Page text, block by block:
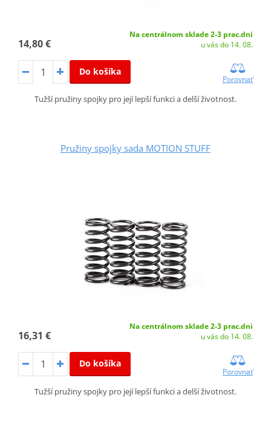
14,80 €
Na centrálnom sklade 2-3 prac.dni
u vás do 14. 08.
Do košíka
Porovnať
Tužší pružiny spojky pro její lepší funkci a delší životnost.
Pružiny spojky sada MOTION STUFF
16,31 €
Na centrálnom sklade 2-3 prac.dni
u vás do 14. 08.
Do košíka
Porovnať
Tužší pružiny spojky pro její lepší funkci a delší životnost.